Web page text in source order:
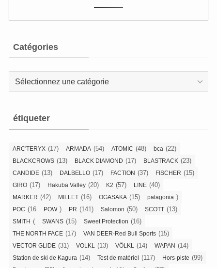
Catégories
Catégories
étiqueter
ARC'TERYX (17) ARMADA (54) ATOMIC (48) bca (22)
BLACKCROWS (13) BLACK DIAMOND (17) BLASTRACK (23)
CANDIDE (13) DALBELLO (17) FACTION (37) FISCHER (15)
GIRO (17) Hakuba Valley (20) K2 (57) LINE (40)
MARKER (42) MILLET (16) OGASAKA (15) patagonia )
POC (16 POW) PR (141) Salomon (50) SCOTT (13)
SMITH ( SWANS (15) Sweet Protection (16)
THE NORTH FACE (17) VAN DEER-Red Bull Sports (15)
VECTOR GLIDE (31) VOLKL (13) VÖLKL (14) WAPAN (14)
Station de ski de Kagura (14) Test de matériel (117) Hors-piste (99)